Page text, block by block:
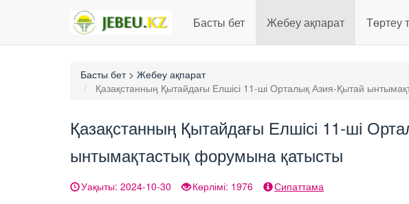
Басты бет Жебеу ақпарат Төртеу
Басты бет> Жебеу ақпарат
Қазақстанның Қытайдағы Елшісі 11-ші Орталық Азия-Қытай
Қазақстанның Қытайдағы Елшісі 11-ші
ынтымақтастық форумына қатысты
Уақыты: 2024-10-30 Көрлімі: 1976 Сипаттама